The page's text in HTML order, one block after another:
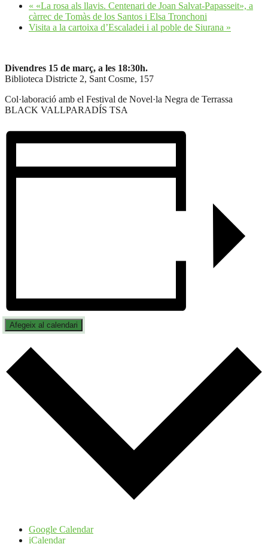
« «La rosa als llavis. Centenari de Joan Salvat-Papasseit», a
càrrec de Tomàs de los Santos i Elsa Tronchoni
Visita a la cartoixa d’Escaladei i al poble de Siurana »
Divendres 15 de març, a les 18:30h.
Biblioteca Districte 2, Sant Cosme, 157
Col·laboració amb el Festival de Novel·la Negra de Terrassa
BLACK VALLPARADÍS TSA
Afegeix al calendari
Google Calendar
iCalendar